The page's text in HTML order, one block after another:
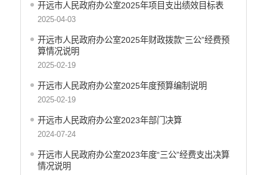
开远市市场监督管理局
开远市统计局
开远市政务服务管理局
开远市供销合作社联合社
开远市地震局
开远市搬迁安置办公室
开远市人民政府办公室2025年项目支出绩效目标表
2025-04-03
开远市人民政府办公室2025年财政拨款“三公”经费预
算情况说明
2025-02-19
开远市人民政府办公室2025年度预算编制说明
2025-02-19
开远市人民政府办公室2023年部门决算
2024-07-24
开远市人民政府办公室2023年度“三公”经费支出决算
情况说明